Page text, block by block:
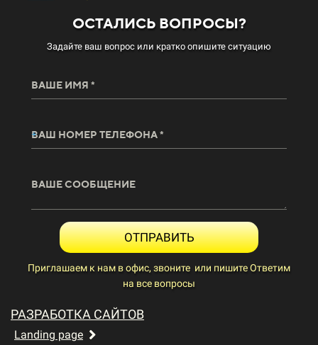
ОСТАЛИСЬ ВОПРОСЫ?
Задайте ваш вопрос или кратко опишите ситуацию
ВАШЕ ИМЯ *
ВАШ НОМЕР ТЕЛЕФОНА *
ВАШЕ СООБЩЕНИЕ
ОТПРАВИТЬ
Приглашаем к нам в офис, звоните или пишите Ответим
на все вопросы
РАЗРАБОТКА САЙТОВ
Landing page